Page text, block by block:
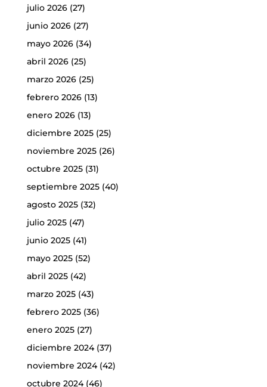
julio 2026(27)
junio 2026(27)
mayo 2026(34)
abril 2026(25)
marzo 2026(25)
febrero 2026(13)
enero 2026(13)
diciembre 2025(25)
noviembre 2025(26)
octubre 2025(31)
septiembre 2025(40)
agosto 2025(32)
julio 2025(47)
junio 2025(41)
mayo 2025(52)
abril 2025(42)
marzo 2025(43)
febrero 2025(36)
enero 2025(27)
diciembre 2024(37)
noviembre 2024(42)
octubre 2024(46)